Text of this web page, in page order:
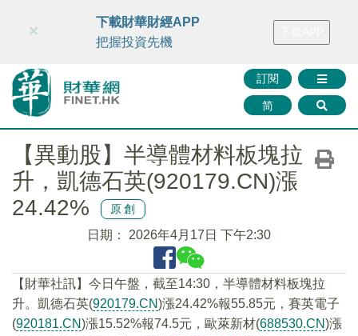
財華智庫網 FINTV FINMETA 財華證券 媒體矩陣
訂閱
简
×
下載財華財經APP
把握投資先機
【異動股】半導體材料板塊拉
升，凱德石英(920179.CN)漲
24.42%
原創
日期： 2026年4月17日 下午2:30
【財華社訊】今日午盤，截至14:30，半導體材料板塊拉
升。凱德石英(920179.CN)漲24.42%報55.85元，賽英電子
(920181.CN)漲15.52%報74.5元，歐萊新材(688530.CN)漲